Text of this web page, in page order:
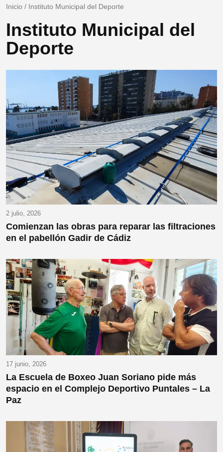
Inicio / Instituto Municipal del Deporte
Instituto Municipal del
Deporte
2 julio, 2026
Comienzan las obras para reparar las filtraciones
en el pabellón Gadir de Cádiz
17 junio, 2026
La Escuela de Boxeo Juan Soriano pide más
espacio en el Complejo Deportivo Puntales – La
Paz